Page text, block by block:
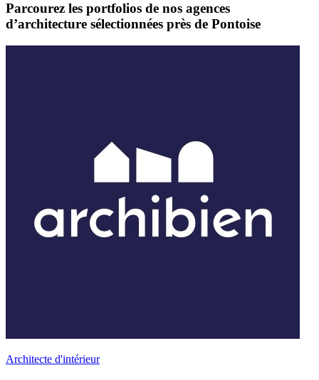
Parcourez les portfolios de nos agences
d’architecture sélectionnées près de Pontoise
Architecte d'intérieur